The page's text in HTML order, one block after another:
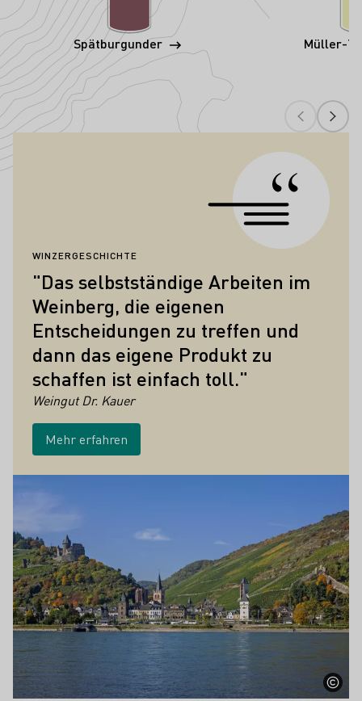
Spätburgunder Müller-
WINZERGESCHICHTE
"Das selbstständige Arbeiten im
Weinberg, die eigenen
Entscheidungen zu treffen und
dann das eigene Produkt zu
schaffen ist einfach toll."
Weingut Dr. Kauer
Mehr erfahren
Höhepunkte der Weinkultur in